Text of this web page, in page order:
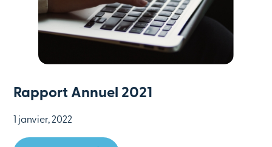
Rapport Annuel 2021
1 janvier, 2022